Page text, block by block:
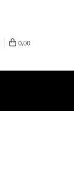
0,00